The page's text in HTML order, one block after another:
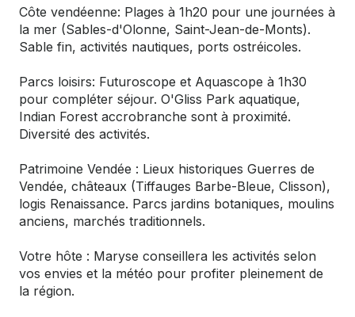
Côte vendéenne: Plages à 1h20 pour une journées à
la mer (Sables-d'Olonne, Saint-Jean-de-Monts).
Sable fin, activités nautiques, ports ostréicoles.
Parcs loisirs: Futuroscope et Aquascope à 1h30
pour compléter séjour. O'Gliss Park aquatique,
Indian Forest accrobranche sont à proximité.
Diversité des activités.
Patrimoine Vendée : Lieux historiques Guerres de
Vendée, châteaux (Tiffauges Barbe-Bleue, Clisson),
logis Renaissance. Parcs jardins botaniques, moulins
anciens, marchés traditionnels.
Votre hôte : Maryse conseillera les activités selon
vos envies et la météo pour profiter pleinement de
la région.